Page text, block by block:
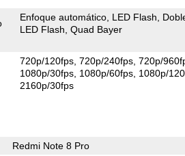
Enfoque automático LED Flash
LED Flash Quad Bayer
720p/120fps 720p/240fps 720p/
1080p/30fps 1080p/60fps 1080p/
2160p/30fps
Redmi Note 8 Pro